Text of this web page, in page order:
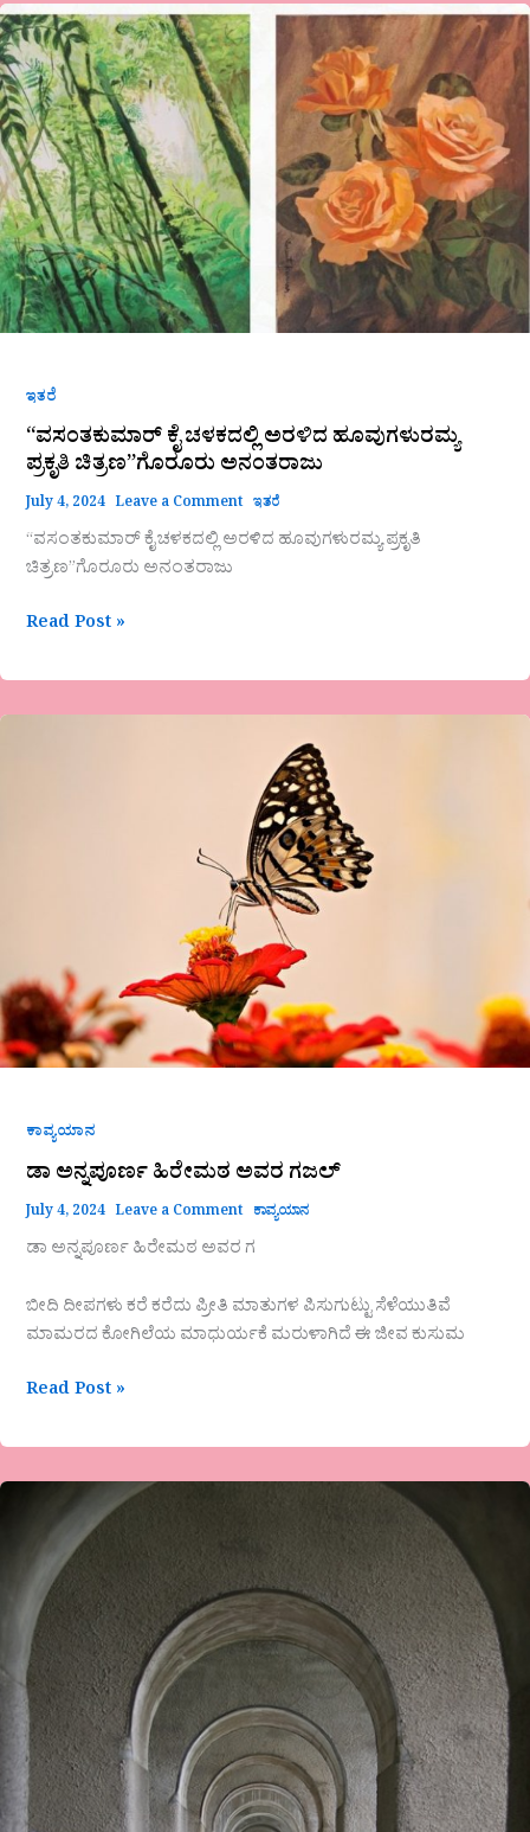
ಇತರೆ
“ವಸಂತಕುಮಾರ್ ಕೈ ಚಳಕದಲ್ಲಿ ಅರಳಿದ ಹೂವುಗಳುರಮ್ಯ
ಪ್ರಕೃತಿ ಚಿತ್ರಣ”ಗೊರೂರು ಅನಂತರಾಜು
July 4, 2024 Leave a Comment ಇತರೆ
“ವಸಂತಕುಮಾರ್ ಕೈ ಚಳಕದಲ್ಲಿ ಅರಳಿದ ಹೂವುಗಳುರಮ್ಯ ಪ್ರಕೃತಿ
ಚಿತ್ರಣ”ಗೊರೂರು ಅನಂತರಾಜು
“ವಸಂತಕುಮಾರ್
ಕೈ
ಚಳಕದಲ್ಲಿ
ಅರಳಿದ
ಹೂವುಗಳುರಮ್ಯ
ಪ್ರಕೃತಿ
ಚಿತ್ರಣ”ಗೊರೂರು
ಅನಂತರಾಜು
Read Post »
ಕಾವ್ಯಯಾನ
ಡಾ ಅನ್ನಪೂರ್ಣ ಹಿರೇಮಠ ಅವರ ಗಜಲ್
July 4, 2024 Leave a Comment ಕಾವ್ಯಯಾನ
ಡಾ ಅನ್ನಪೂರ್ಣ ಹಿರೇಮಠ ಅವರ ಗ
ಬೀದಿ ದೀಪಗಳು ಕರೆ ಕರೆದು ಪ್ರೀತಿ ಮಾತುಗಳ ಪಿಸುಗುಟ್ಟು ಸೆಳೆಯುತಿವೆ
ಮಾಮರದ ಕೋಗಿಲೆಯ ಮಾಧುರ್ಯಕೆ ಮರುಳಾಗಿದೆ ಈ ಜೀವ ಕುಸುಮ
Read Post »
“ಜೀವನಕ್ಕೆ
ಹಾಗೂ
ಅದನ್ನು
ಪಡೆಯುವ
ಸರಿಯಾಗಿ
ಅರಸಿಕೊಳ್ಳುವ
ಸಾಮರ್ಥ್ಯ
ಬೆಳೆಸಿ
ಕೊಳ್ಳಬೇಕು” ಮಾಧುರಿ
ದೇಶಪಾಂಡೆ